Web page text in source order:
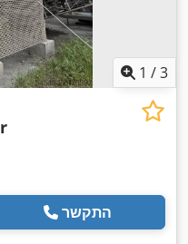
1 /3
התקשר